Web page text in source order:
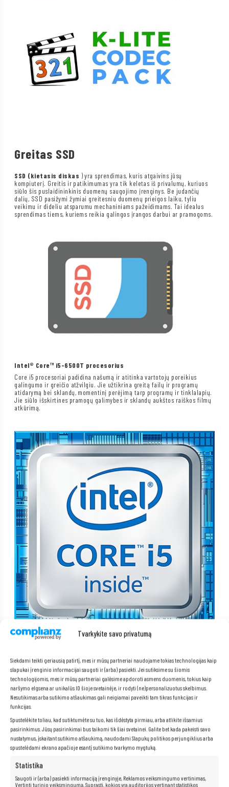
Tvarkykite savo privatumą
Siekdami teikti geriausią patirtį, mes ir mūsų partneriai naudojame tokias technologijas kaip
slapukai įrenginio informacijai saugoti ir (arba) pasiekti. Jei sutiksime su šiomis
technologijomis, mes ir mūsų partneriai galėsime apdoroti asmens duomenis, tokius kaip
naršymo elgsena ar unikalūs ID šioje svetainėje, ir rodyti (ne)personalizuotus skelbimus.
Nesutikimas arba sutikimo atšaukimas gali neigiamai paveikti tam tikras funkcijas ir
funkcijas.
Spustelėkite toliau, kad sutiktumėte su tuo, kas išdėstyta pirmiau, arba atlikite išsamius
pasirinkimus. Jūsų pasirinkimai bus taikomi tik šiai svetainei. Galite bet kada pakeisti savo
nustatymus, įskaitant sutikimo atšaukimą, naudodami Slapukų politikos perjungiklius arba
spustelėdami ekrano apačioje esantį sutikimo tvarkymo mygtuką.
Statistika
Saugoti ir (arba) pasiekti informaciją įrenginyje, Reklamos veiksmingumo vertinimas,
Vertinti turinio veiksmingumą, Suprasti, kokios yra auditorijos vertinant statistikos
Greitas SSD
SSD (kietasis diskas ) yra sprendimas, kuris atgaivins jūsų
kompiuterį. Greitis ir patikimumas yra tik keletas iš privalumų, kuriuos
siūlo šis puslaidininkinis duomenų saugojimo įrenginys. Be judančių
dalių, SSD pasižymi žymiai greitesniu duomenų prieigos laiku, tyliu
veikimu ir dideliu atsparumu mechaniniams pažeidimams. Tai idealus
sprendimas tiems, kuriems reikia galingos įrangos darbui ar pramogoms.
Intel® Core™ i5-6500T procesorius
Core i5 procesoriai padidina našumą ir atitinka vartotojų poreikius
galingumo ir greičio atžvilgiu. Jie užtikrina greitą failų ir programų
atidarymą bei sklandų, momentinį perėjimą tarp programų ir tinklalapių.
Jie siūlo išskirtines pramogų galimybes ir sklandų aukštos raiškos filmų
atkūrimą.
Pridėtas DisplayPort į VGA adapteris
Stalinis kompiuteris tiekiamas su praktišku DisplayPort į VGA adapteriu,
kuris leidžia sklandžiai prijungti senesnius monitorius prie modernios
įrangos. Tai leidžia vartotojams naudoti turimus įrenginius be investicijų
tai reiškia patogumą ir didesnį lankstumą konfigūruojant darbo vietą.